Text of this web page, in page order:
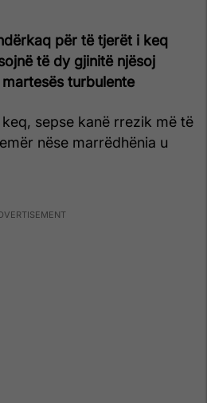
për të tjerët i keq
të dy gjinitë njësoj
turbulente
sepse kanë rrezik më të
nëse marrëdhënia u